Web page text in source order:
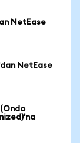
NetEase
NetEase